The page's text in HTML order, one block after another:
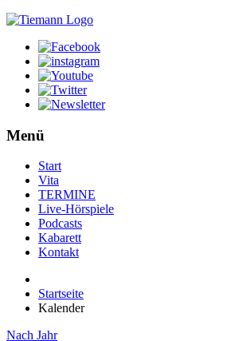
Menü
Start
Vita
TERMINE
Live-Hörspiele
Podcasts
Kabarett
Kontakt
Startseite
Kalender
Nach Jahr